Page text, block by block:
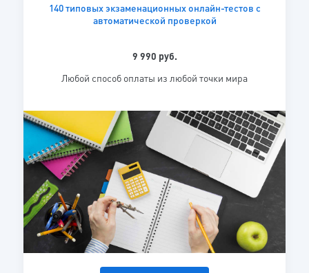
140 типовых экзаменационных онлайн-тестов с
автоматической проверкой
9 990 руб.
Любой способ оплаты из любой точки мира